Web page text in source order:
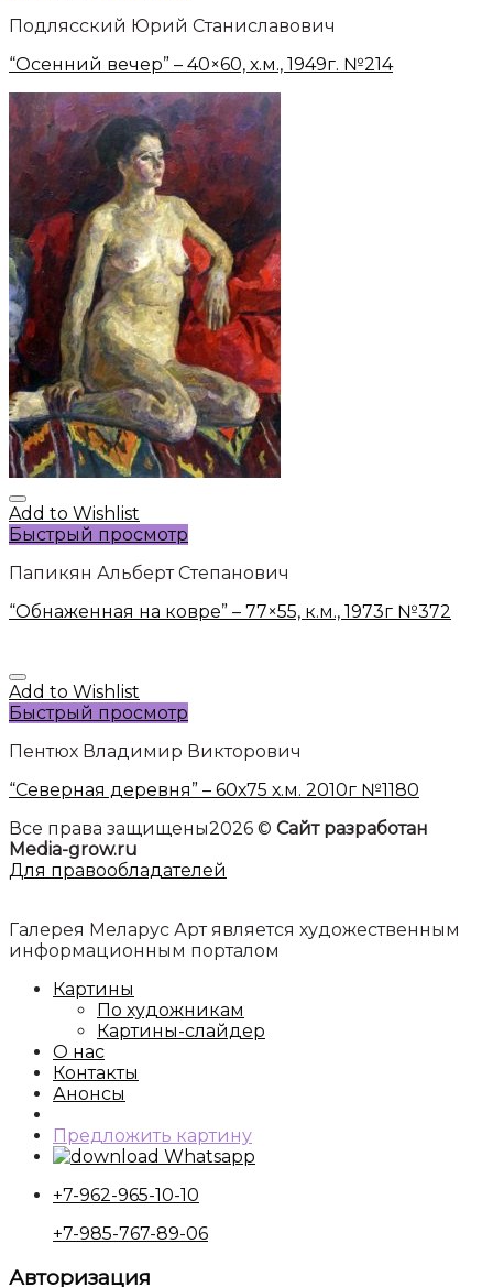
Подлясский Юрий Станиславович
“Осенний вечер” – 40×60, х.м., 1949г. №214
Add to Wishlist
Быстрый просмотр
Папикян Альберт Степанович
“Обнаженная на ковре” – 77×55, к.м., 1973г №372
Add to Wishlist
Быстрый просмотр
Пентюх Владимир Викторович
“Северная деревня” – 60х75 х.м. 2010г №1180
Все права защищены2026 © Сайт разработан
Media-grow.ru
Для правообладателей
Галерея Меларус Арт является художественным
информационным порталом
Картины
По художникам
Картины-слайдер
О нас
Контакты
Анонсы
Предложить картину
Whatsapp
+7-962-965-10-10
+7-985-767-89-06
Авторизация